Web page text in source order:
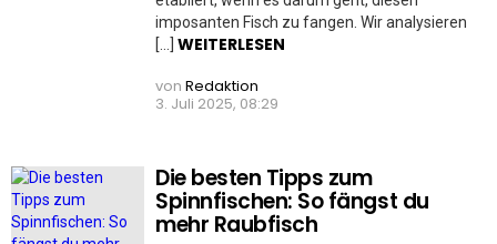
imposanten Fisch zu fangen. Wir analysieren
[…] WEITERLESEN
von Redaktion
3. Juli 2025, 08:29
Die besten Tipps zum
Spinnfischen: So fängst du
mehr Raubfisch